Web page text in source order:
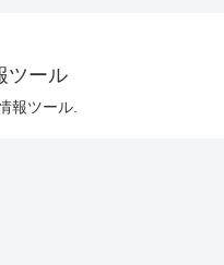
ツール
報ツール.